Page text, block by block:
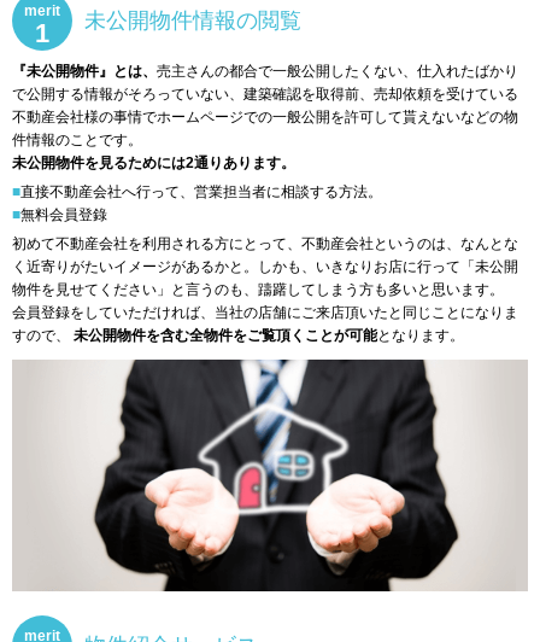
merit
1 未公開物件情報の閲覧
『未公開物件』とは、 売主さんの都合で一般公開したくない、仕入れたばかり
で公開する情報がそろっていない、建築確認を取得前、売却依頼を受けている
不動産会社様の事情でホームページでの一般公開を許可して貰えないなどの物
件情報のことです。
未公開物件を見るためには2通りあります。
■直接不動産会社へ行って、営業担当者に相談する方法。
■無料会員登錄
初めて不動産会社を利用される方にとって、不動産会社というのは、なんとな
く近寄りがたいイメージがあるかと。しかも、いきなりお店に行って「未公開
物件を見せてください」と言うのも、躊躇してしまう方も多いと思います。
会員登録をしていただければ、当社の店舗にご来店頂いたと同じことになりま
すので、 未公開物件を含む全物件をご覧頂くことが可能となります。
merit